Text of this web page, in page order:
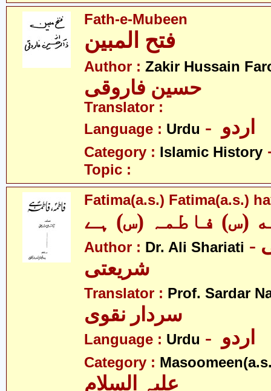
Fath-e-Mubeen
فتح المبین
Author : Zakir Hussain
حسین فاروقی
Translator :
Language : Urdu
Category : Islamic History
Topic :
Fatima(a.s.) Fatima(a.s.)
(س) فاطمہ (س) ہے
Author : Dr. Ali Shariati - ڈاکٹر علی
شریعتی
Translator : Prof. Sardar
سردار نقوی
Language : Urdu
Category :